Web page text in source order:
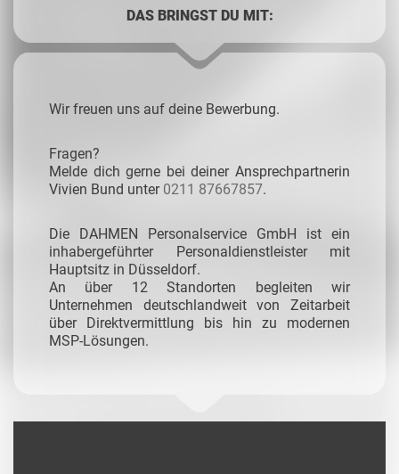
DAS BRINGST DU MIT:
Wir freuen uns auf deine Bewerbung.
Fragen?
Melde dich gerne bei deiner Ansprechpartnerin
Vivien Bund unter 0211 87667857.
Die DAHMEN Personalservice GmbH ist ein
inhabergeführter Personaldienstleister mit
Hauptsitz in Düsseldorf.
An über 12 Standorten begleiten wir
Unternehmen deutschlandweit von Zeitarbeit
über Direktvermittlung bis hin zu modernen
MSP-Lösungen.